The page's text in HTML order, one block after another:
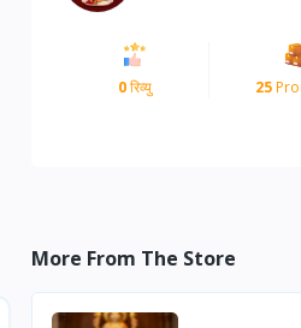
0रिव्यु 25
More From The Store